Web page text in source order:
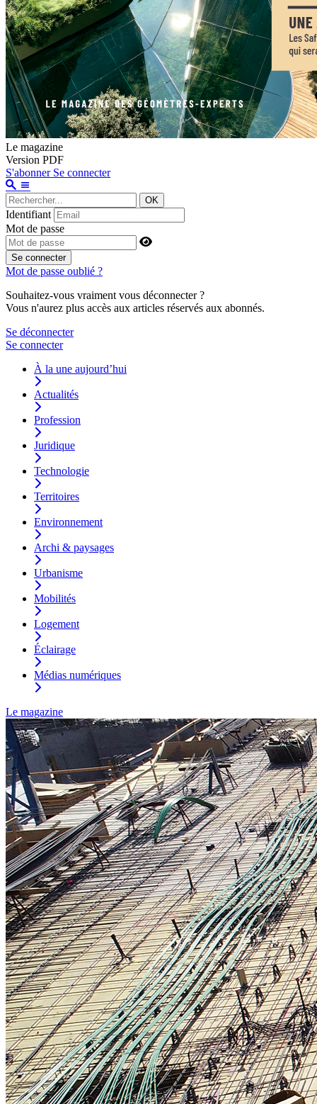
Le magazine
Version PDF
S'abonner Se connecter
OK
Identifiant
Mot de passe
Se connecter
Mot de passe oublié ?
Souhaitez-vous vraiment vous déconnecter ?
Vous n'aurez plus accès aux articles réservés aux abonnés.
Se déconnecter
Se connecter
À la une aujourd’hui
Actualités
Profession
Juridique
Technologie
Territoires
Environnement
Archi & paysages
Urbanisme
Mobilités
Logement
Éclairage
Médias numériques
Le magazine